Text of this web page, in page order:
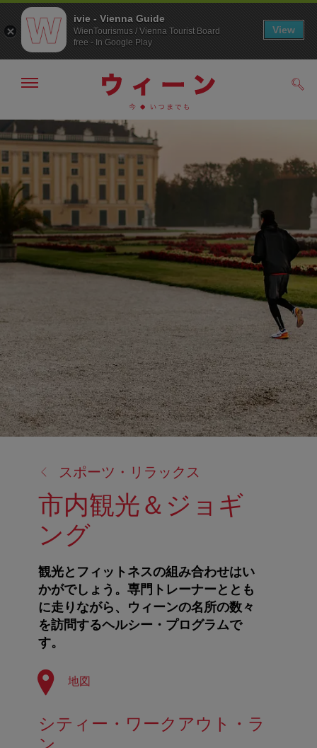
メ
ニ
ュ
ー
へ
こ
の
ペ
ー
ジ
の
ト
プ
へ
メ
ー
の
表
示・
示
スポーツ・リラックス
市内観光＆ジョギ
ング
観光とフィットネスの組み合わせはい
かがでしょう。専門トレーナーととも
に走りながら、ウィーンの名所の数々
を訪問するヘルシー・プログラムで
す。
地図
シティー・ワークアウト・ラ
ン
ivie - Vienna Guide
WienTourismus / Vienna Tourist Board
free - In Google Play
View